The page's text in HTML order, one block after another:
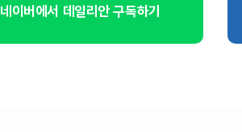
네이버에서 데일리안 구독하기